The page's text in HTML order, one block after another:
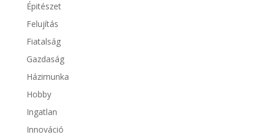
Épitészet
Felujítás
Fiatalság
Gazdaság
Házimunka
Hobby
Ingatlan
Innováció